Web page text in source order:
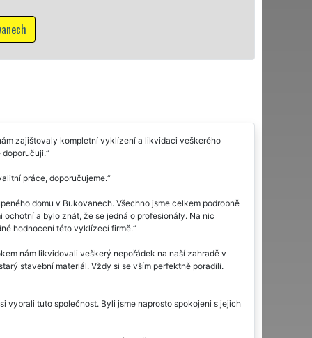
zajišťovaly kompletní vyklízení a likvidaci veškerého
práce, doporučujeme.
domu v Bukovanech. Všechno jsme celkem podrobně
a bylo znát, že se jedná o profesionály. Na nic
hodnocení této vyklízecí firmě.
nám likvidovali veškerý nepořádek na naší zahradě v
stavební materiál. Vždy si se vším perfektně poradili.
vybrali tuto společnost. Byli jsme naprosto spokojeni s jejich